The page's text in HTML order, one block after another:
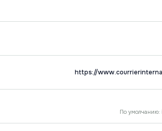
https://
По умолчанию: